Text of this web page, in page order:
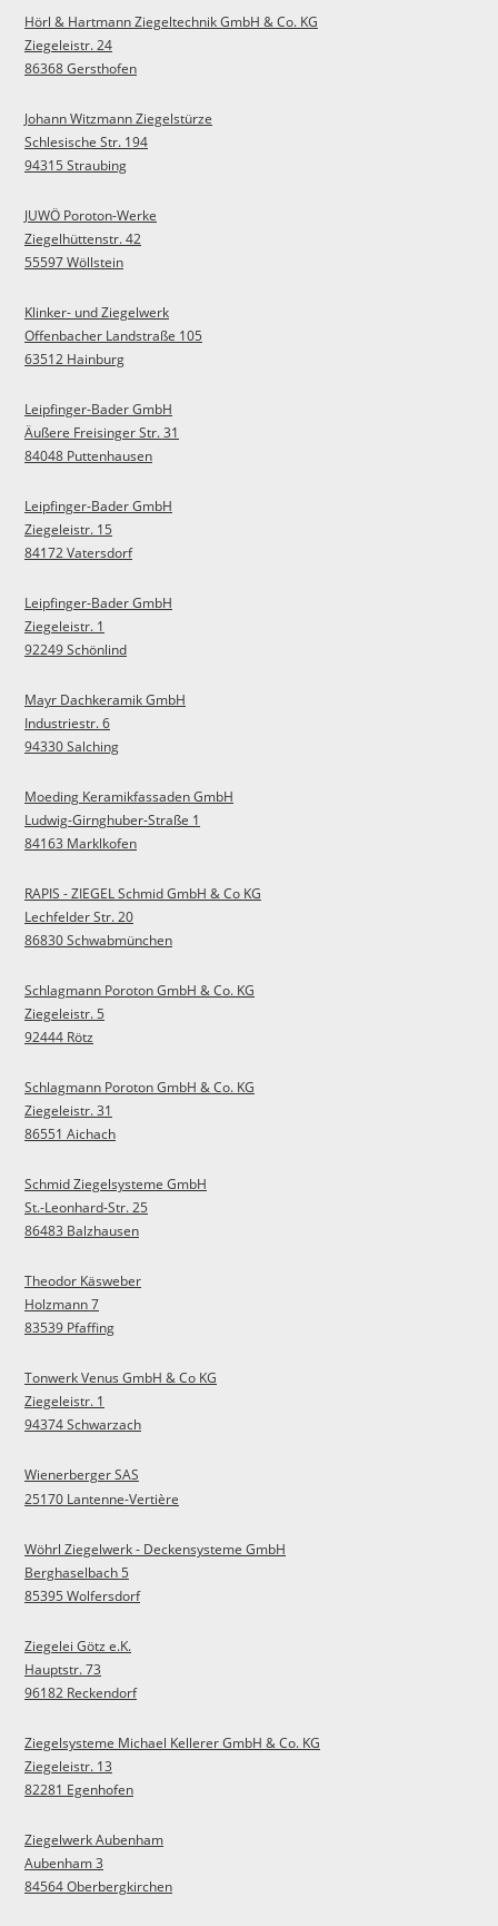
Hörl & Hartmann Ziegeltechnik GmbH & Co. KG
Ziegeleistr. 24
86368 Gersthofen
Johann Witzmann Ziegelstürze
Schlesische Str. 194
94315 Straubing
JUWÖ Poroton-Werke
Ziegelhüttenstr. 42
55597 Wöllstein
Klinker- und Ziegelwerk
Offenbacher Landstraße 105
63512 Hainburg
Leipfinger-Bader GmbH
Äußere Freisinger Str. 31
84048 Puttenhausen
Leipfinger-Bader GmbH
Ziegeleistr. 15
84172 Vatersdorf
Leipfinger-Bader GmbH
Ziegeleistr. 1
92249 Schönlind
Mayr Dachkeramik GmbH
Industriestr. 6
94330 Salching
Moeding Keramikfassaden GmbH
Ludwig-Girnghuber-Straße 1
84163 Marklkofen
RAPIS - ZIEGEL Schmid GmbH & Co KG
Lechfelder Str. 20
86830 Schwabmünchen
Schlagmann Poroton GmbH & Co. KG
Ziegeleistr. 5
92444 Rötz
Schlagmann Poroton GmbH & Co. KG
Ziegeleistr. 31
86551 Aichach
Schmid Ziegelsysteme GmbH
St.-Leonhard-Str. 25
86483 Balzhausen
Theodor Käsweber
Holzmann 7
83539 Pfaffing
Tonwerk Venus GmbH & Co KG
Ziegeleistr. 1
94374 Schwarzach
Wienerberger SAS
25170 Lantenne-Vertière
Wöhrl Ziegelwerk - Deckensysteme GmbH
Berghaselbach 5
85395 Wolfersdorf
Ziegelei Götz e.K.
Hauptstr. 73
96182 Reckendorf
Ziegelsysteme Michael Kellerer GmbH & Co. KG
Ziegeleistr. 13
82281 Egenhofen
Ziegelwerk Aubenham
Aubenham 3
84564 Oberbergkirchen